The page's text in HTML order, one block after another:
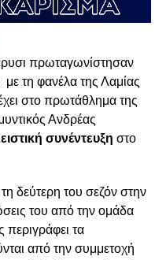
πρωταγωνίστησαν
τη φανέλα της Λαμίας
στο πρωτάθλημα της
Ανδρέας
συνέντευξη στο
δεύτερη του σεζόν στην
του από την ομάδα
περιγράφει τα
από την συμμετοχή